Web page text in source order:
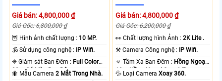
Giá bán: 4,800,000 ₫
Giá Gốc: 6,800,000 ₫
🦉 Hình ảnh chất lượng : 10 MP.
🕉️ Sử dụng công nghệ : IP Wifi.
❈ Giám sát Ban Đêm : Full Color
20m Có Màu Ban Ðêm.
🐜 Mẫu Camera2 Mắt Trong Nhà.
Giá bán: 4,800,000 ₫
Giá Gốc: 6,200,000 ₫
️👀 Chất lượng hình Ảnh :2K Lite .
⚒ Camera Công nghệ : IP Wifi.
🔅 Tầm Xa Ban Đêm : Hồng Ngoại
10m Hồng Ngoại Smart IR.
💦 Loại CameraXoay 360.